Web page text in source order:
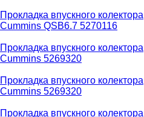
Прокладка впускного колектора
Cummins QSB6.7 5270116
Прокладка впускного колектора
Cummins 5269320
Прокладка впускного колектора
Cummins 5269320
Прокладка впускного колектора